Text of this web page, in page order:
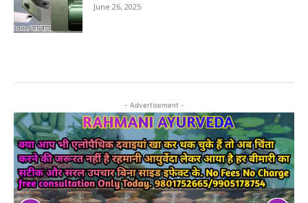
June 26, 2025
- Advertisement -